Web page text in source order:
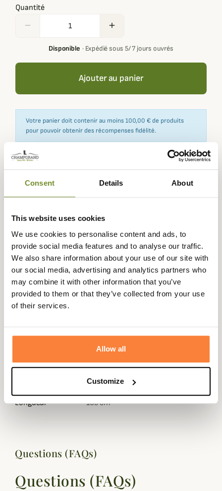
Consent Details About
This website uses cookies
We use cookies to personalise content and ads, to
provide social media features and to analyse our traffic.
We also share information about your use of our site with
our social media, advertising and analytics partners who
may combine it with other information that you’ve
provided to them or that they’ve collected from your use
of their services.
Allow all
Customize
Quantité
remove add
Disponible· Expédié sous 5/ 7 jours ouvrés
Ajouter au panier
Votre panier doit contenir au moins 100,00 € de produits
pour pouvoir obtenir des récompenses fidélité.
Expédié dans
Échange ou
Paiement
Paiement en
Description
Cette bretelle pour carabine de Country Sellerie dispose
de belles finitions avec sa courroie en toile de 40 mm sur
mm.
bretelle Country Sellerie est ainsi antidérapante pour
éviter les glissements.
Fiche technique
Longueur 105 cm
Questions (FAQs)
Questions (FAQs)